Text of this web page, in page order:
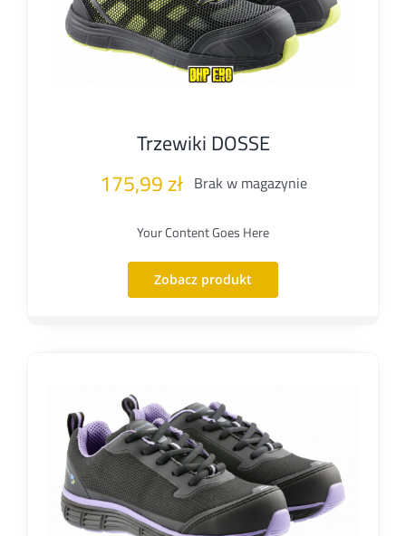
Trzewiki DOSSE
175,99zł Brak w magazynie
Your Content Goes Here
Zobacz produkt